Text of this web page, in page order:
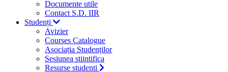
Documente utile
Contact S.D. IIR
Studenți
Avizier
Courses Catalogue
Asociația Studenților
Sesiunea stiintifica
Resurse studenti